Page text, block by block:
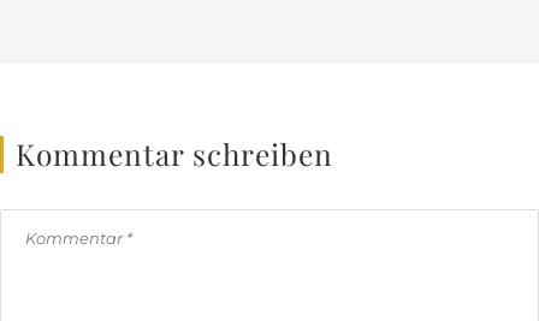
Kommentar schreiben